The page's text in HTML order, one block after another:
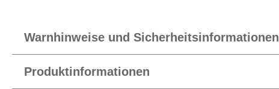
Warnhinweise und Sicherheitsinformationen
Produktinformationen